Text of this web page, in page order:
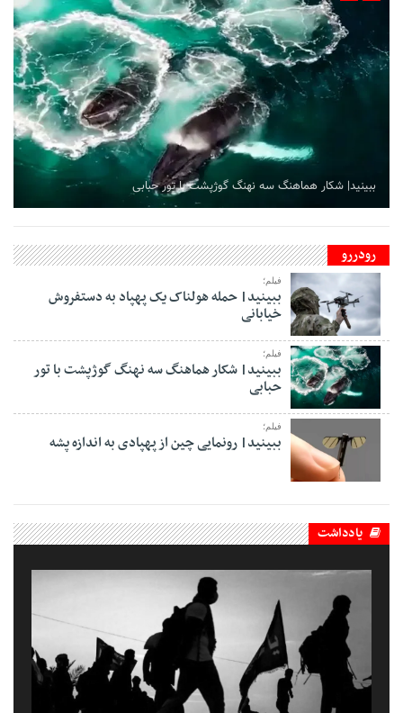
ببینید| شکار هماهنگ سه نهنگ گوژپشت با تور حبابی
رودررو
فیلم؛
ببینید| حمله هولناک یک پهپاد به دستفروش
خیابانی
فیلم؛
ببینید| شکار هماهنگ سه نهنگ گوژپشت با تور
حبابی
فیلم؛
ببینید| رونمایی چین از پهپادی به اندازه پشه
یادداشت